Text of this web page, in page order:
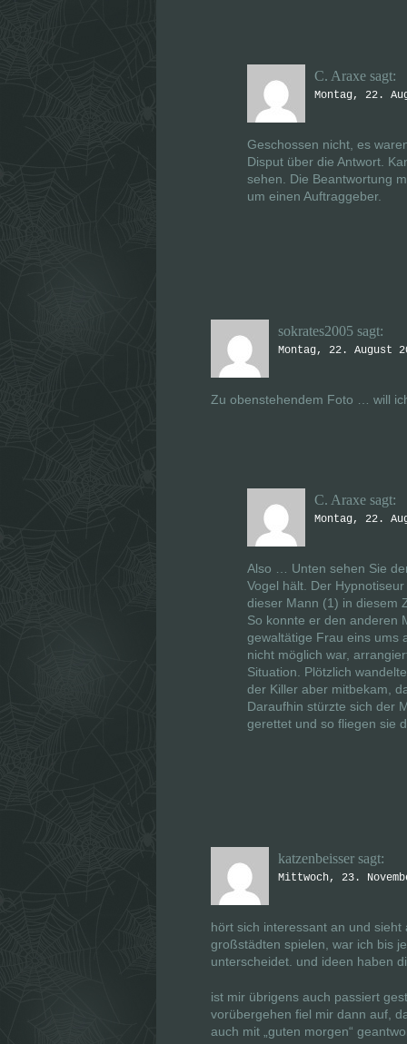
n
C. Araxe sagt:
Montag, 22.
Geschossen nicht, es
Disput über die Antwort.
sehen. Die Beantwortung
um einen Auftraggeber.
sokrates2005 sagt:
Montag, 22. August
Zu obenstehendem Foto … will
C. Araxe sagt:
Montag, 22.
Also … Unten sehen Sie
Vogel hält. Der
dieser Mann (1) in diesem
So konnte er den anderen
gewaltätige Frau eins ums
nicht möglich war,
Situation. Plötzlich
der Killer aber mitbekam,
Daraufhin stürzte sich der
gerettet und so fliegen sie
katzenbeisser sagt:
Mittwoch, 23.
hört sich interessant an und
großstädten spielen, war ich bis
unterscheidet. und ideen haben
ist mir übrigens auch passiert
vorübergehen fiel mir dann auf,
auch mit „guten morgen“